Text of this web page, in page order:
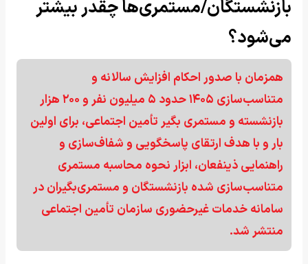
بازنشستگان/مستمری‌ها چقدر بیشتر
می‌شود؟
همزمان با صدور احکام افزایش سالانه و
متناسب‌سازی ۱۴۰۵ حدود ۵ میلیون نفر و ۲۰۰ هزار
بازنشسته و مستمری بگیر تأمین اجتماعی، برای اولین
بار و با هدف ارتقای پاسخگویی و شفاف‌سازی و
راهنمایی ذینفعان، ابزار نحوه محاسبه مستمری
متناسب‌سازی شده بازنشستگان و مستمری‌بگیران در
سامانه خدمات غیرحضوری سازمان تأمین اجتماعی
منتشر شد.